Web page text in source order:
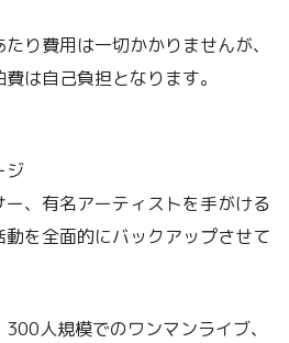
り費用は一切かかりませんが、
は自己負担となります。
ジ
、有名アーティストを手がける
を全面的にバックアップさせて
人規模でのワンマンライブ、